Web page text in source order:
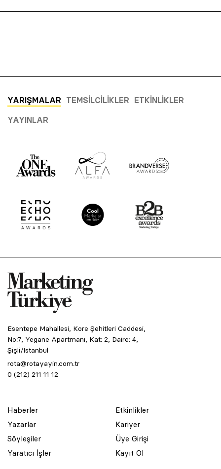
YARIŞMALAR TEMSILCILIKLER ETKINLIKLER
YAYINLAR
Esentepe Mahallesi, Kore Şehitleri Caddesi,
No:7, Yegane Apartmanı, Kat: 2, Daire: 4,
Şişli/İstanbul
rota@rotayayin.com.tr
0 (212) 211 11 12
Haberler
Yazarlar
Söyleşiler
Yaratıcı İşler
Etkinlikler
Kariyer
Üye Girişi
Kayıt Ol